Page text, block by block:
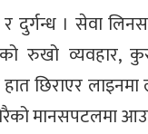
दुर्गन्ध । सेवा
रुखो व्यवहार,
छिराएर लाइनमा
मानसपटलमा